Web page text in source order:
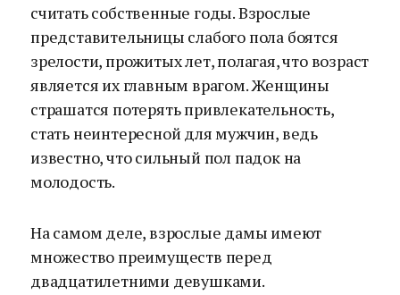
считать собственные годы. Взрослые
представительницы слабого пола боятся
зрелости, прожитых лет, полагая, что возраст
является их главным врагом. Женщины
страшатся потерять привлекательность,
стать неинтересной для мужчин, ведь
известно, что сильный пол падок на
молодость.
На самом деле, взрослые дамы имеют
множество преимуществ перед
двадцатилетними девушками.